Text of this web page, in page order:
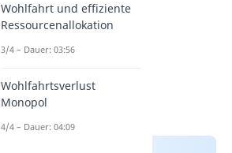
Wohlfahrt und effiziente
Ressourcenallokation
3/4 – Dauer: 03:56
Wohlfahrtsverlust
Monopol
4/4 – Dauer: 04:09